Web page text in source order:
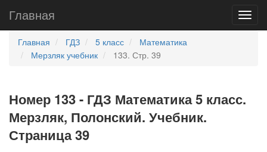
Главная
Главная ГДЗ 5 класс
Математика
Мерзляк учебник
133. Стр. 39
Номер 133 - ГДЗ Математика 5 класс.
Мерзляк, Полонский. Учебник.
Страница 39